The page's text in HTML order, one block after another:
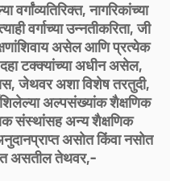
नागरिकांच्या
वर्गाच्या उन्नतीकरिता, जी
असेल आणि प्रत्येक
दहा टक्क्यांच्या अधीन असेल,
जेथवर अशा विशेष तरतुदी,
अल्पसंख्यांक शैक्षणिक
संस्थांसह अन्य शैक्षणिक
असोत किंवा नसोत
असतील तेथवर,-